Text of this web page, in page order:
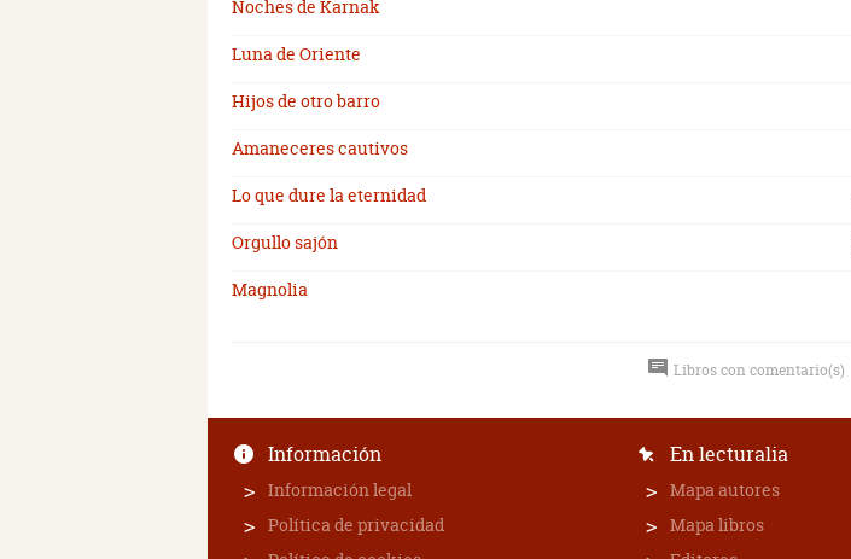
Noches de Karnak
Luna de Oriente
Hijos de otro barro
Amaneceres cautivos
Lo que dure la eternidad
Orgullo sajón
Magnolia
Libros con comentario(s)
Información
Información legal
Política de privacidad
En lecturalia
Mapa autores
Mapa libros